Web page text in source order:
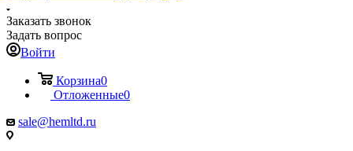
Заказать звонок
Задать вопрос
Войти
Корзина0
Отложенные0
sale@hemltd.ru